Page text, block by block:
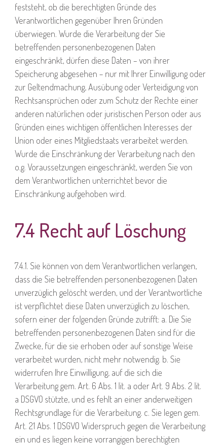
feststeht, ob die berechtigten Gründe des
Verantwortlichen gegenüber Ihren Gründen
überwiegen. Wurde die Verarbeitung der Sie
betreffenden personenbezogenen Daten
eingeschränkt, dürfen diese Daten – von ihrer
Speicherung abgesehen – nur mit Ihrer Einwilligung oder
zur Geltendmachung, Ausübung oder Verteidigung von
Rechtsansprüchen oder zum Schutz der Rechte einer
anderen natürlichen oder juristischen Person oder aus
Gründen eines wichtigen öffentlichen Interesses der
Union oder eines Mitgliedstaats verarbeitet werden.
Wurde die Einschränkung der Verarbeitung nach den
o.g. Voraussetzungen eingeschränkt, werden Sie von
dem Verantwortlichen unterrichtet bevor die
Einschränkung aufgehoben wird.
7.4 Recht auf Löschung
7.4.1. Sie können von dem Verantwortlichen verlangen,
dass die Sie betreffenden personenbezogenen Daten
unverzüglich gelöscht werden, und der Verantwortliche
ist verpflichtet diese Daten unverzüglich zu löschen,
sofern einer der folgenden Gründe zutrifft: a. Die Sie
betreffenden personenbezogenen Daten sind für die
Zwecke, für die sie erhoben oder auf sonstige Weise
verarbeitet wurden, nicht mehr notwendig. b. Sie
widerrufen Ihre Einwilligung, auf die sich die
Verarbeitung gem. Art. 6 Abs. 1 lit. a oder Art. 9 Abs. 2 lit.
a DSGVO stützte, und es fehlt an einer anderweitigen
Rechtsgrundlage für die Verarbeitung. c. Sie legen gem.
Art. 21 Abs. 1 DSGVO Widerspruch gegen die Verarbeitung
ein und es liegen keine vorrangigen berechtigten